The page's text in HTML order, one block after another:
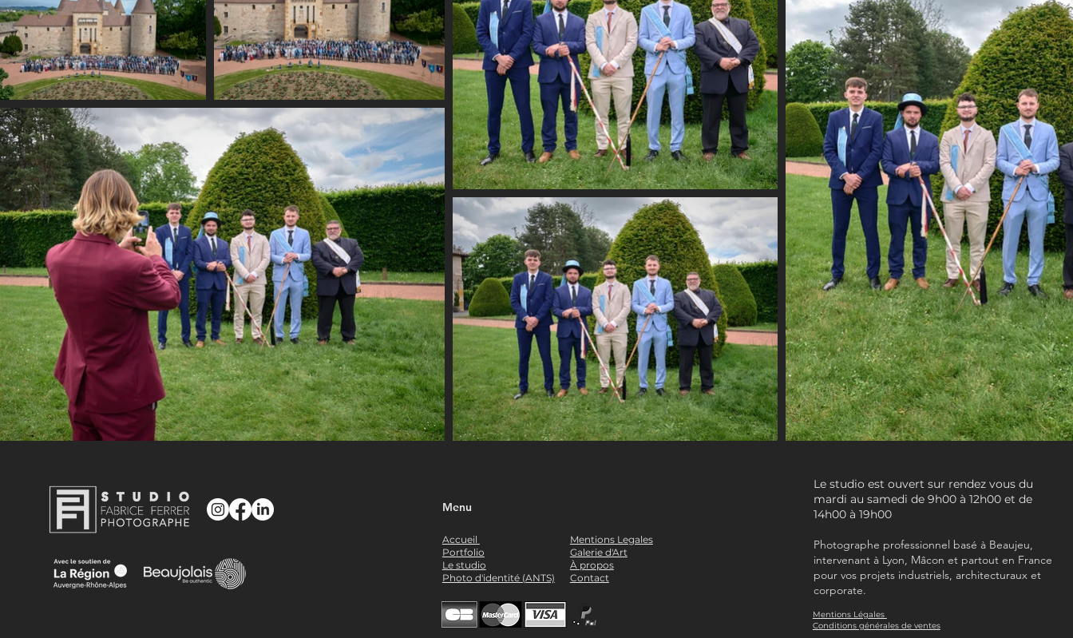
Menu
Accueil
Portfolio
Le studio
Photo d'identité (ANTS)
Mentions Legales
Galerie d'Art
À propos
Contact
Le studio est ouvert sur rendez vous du
mardi au samedi de 9h00 à 12h00 et de
14h00 à 19h00
Photographe professionnel basé à Beaujeu,
intervenant à Lyon, Mâcon et partout en France
pour vos projets industriels, architecturaux et
corporate.
Mentions Légales
Conditions générales de ventes